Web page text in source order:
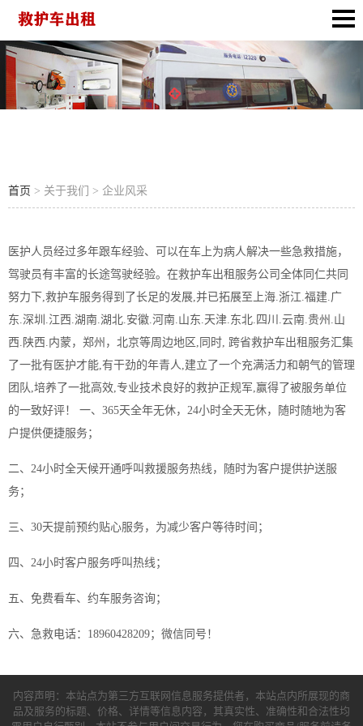
首页 > 关于我们 > 企业风采
医护人员经过多年跟车经验、可以在车上为病人解决一些急救措施，
驾驶员有丰富的长途驾驶经验。在救护车出租服务公司全体同仁共同
努力下,救护车服务得到了长足的发展,并已拓展至上海.浙江.福建.广
东.深圳.江西.湖南.湖北.安徽.河南.山东.天津.东北.四川.云南.贵州.山
西.陕西.内蒙，郑州，北京等周边地区,同时, 跨省救护车出租服务汇集
了一批有医护才能,有干劲的年青人,建立了一个充满活力和朝气的管理
团队,培养了一批高效,专业技术良好的救护正规军,赢得了被服务单位
的一致好评！ 一、365天全年无休，24小时全天无休，随时随地为客
户提供便捷服务；
二、24小时全天候开通呼叫救援服务热线，随时为客户提供护送服
务；
三、30天提前预约贴心服务，为减少客户等待时间；
四、24小时客户服务呼叫热线；
五、免费看车、约车服务咨询；
六、急救电话：18960428209；微信同号！
内容声明：本站点为第三方互联网信息服务提供者，本站点内所展现的商
品及服务的标题、价格、详情等信息内容，其真实性、准确性和合法性均